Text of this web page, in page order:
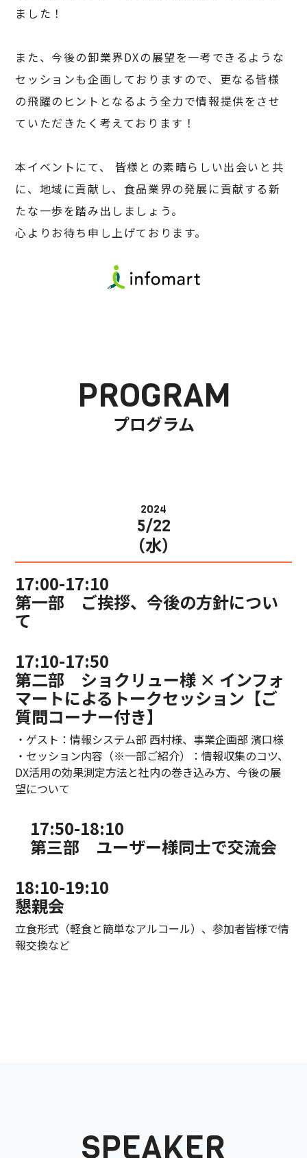
ました！
また、今後の卸業界DXの展望を一考できるような
セッションも企画しておりますので、更なる皆様
の飛躍のヒントとなるよう全力で情報提供をさせ
ていただきたく考えております！
本イベントにて、 皆様との素晴らしい出会いと共
に、地域に貢献し、食品業界の発展に貢献する新
たな一歩を踏み出しましょう。
心よりお待ち申し上げております。
PROGRAM
プログラム
2024
5/22
（水）
17:00-17:10
第一部 ご挨拶、今後の方針につい
て
17:10-17:50
第二部 ショクリュー様 × インフォ
マートによるトークセッション【ご
質問コーナー付き】
・ゲスト：情報システム部 西村様、事業企画部 濱口様
・セッション内容（※一部ご紹介）：情報収集のコツ、
DX活用の効果測定方法と社内の巻き込み方、今後の展
望について
17:50-18:10
第三部 ユーザー様同士で交流会
18:10-19:10
懇親会
立食形式（軽食と簡単なアルコール）、参加者皆様で情
報交換など
SPEAKER